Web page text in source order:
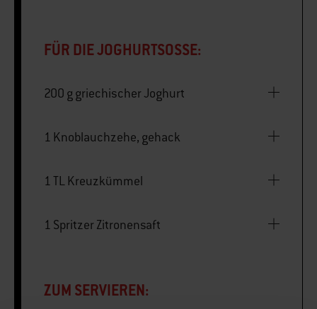
FÜR DIE JOGHURTSOSSE:
200 g griechischer Joghurt
1 Knoblauchzehe, gehack
1 TL Kreuzkümmel
1 Spritzer Zitronensaft
ZUM SERVIEREN: